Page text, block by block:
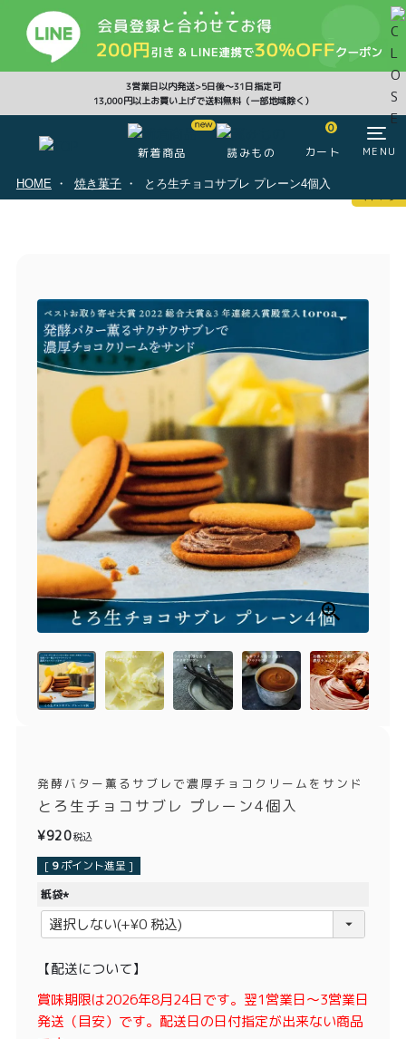
3営業日以内発送>5日後〜31日指定可
13,000円以上お買い上げで送料無料（一部地域除く）
新着商品 読みもの
0
カート MENU
CLOSE
0
商品一覧
とろ生ガトーショコラ
とろ生 まとめ買いお得
セット
お中元
紅茶toroaTea
メルマガ会員様限定
とろ生チーズケーキ
濃抹茶とろ生ガトーシ
ョコラ
とろ生シュー
クッキー缶
お誕生日セット
〜¥1,999
¥4,000〜¥5,999
読みもの
商品
HOME 焼き菓子 とろ生チョコサブレ プレーン4個入
発酵バター薫るサブレで濃厚チョコクリームをサンド
とろ生チョコサブレ プレーン4個入
¥920税込
[ 9 ポイント進呈 ]
紙袋
(
必
)
【配送について】
賞味期限は2026年8月24日です。翌1営業日〜3営業日
発送（目安）です。配送日の日付指定が出来ない商品